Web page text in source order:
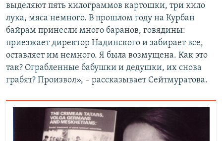
выделяют пять килограммов картошки, три кило
лука, мяса немного. В прошлом году на Курбан
байрам принесли много баранов, говядины:
приезжает директор Надинского и забирает все,
оставляет им немного. Я была возмущена. Как это
так? Ограбленные бабушки и дедушки, их снова
грабят? Произвол», – рассказывает Сейтмуратова.